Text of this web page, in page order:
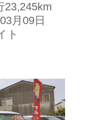
23,245km
月09日
ト